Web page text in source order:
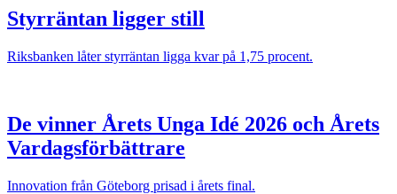
Styrräntan ligger still
Riksbanken låter styrräntan ligga kvar på 1,75 procent.
De vinner Årets Unga Idé 2026 och Årets
Vardagsförbättrare
Innovation från Göteborg prisad i årets final.